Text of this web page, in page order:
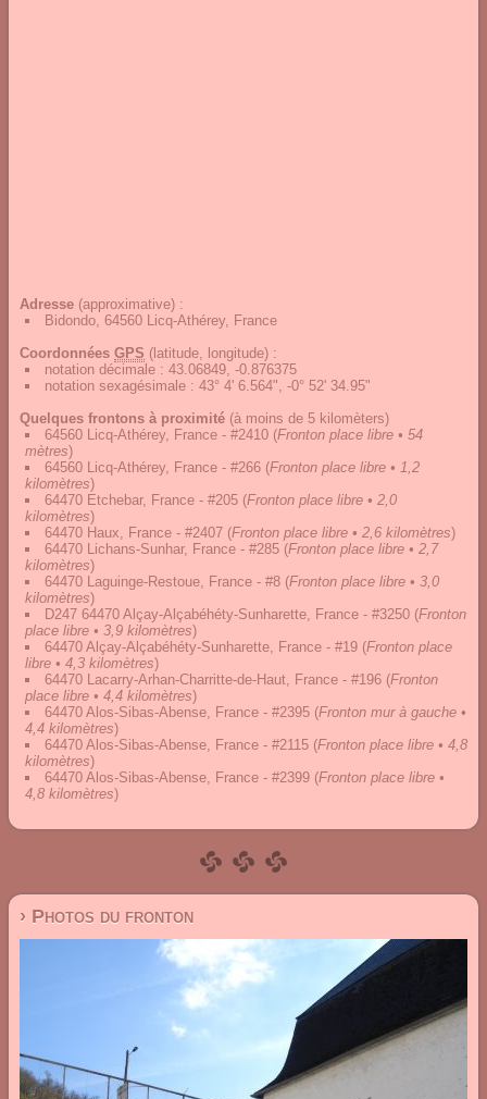
Adresse (approximative) :
Bidondo, 64560 Licq-Athérey, France
Coordonnées GPS (latitude, longitude) :
notation décimale : 43.06849, -0.876375
notation sexagésimale : 43° 4' 6.564", -0° 52' 34.95"
Quelques frontons à proximité (à moins de 5 kilomèters)
64560 Licq-Athérey, France - #2410 (Fronton place libre • 54
mètres)
64560 Licq-Athérey, France - #266 (Fronton place libre • 1,2
kilomètres)
64470 Etchebar, France - #205 (Fronton place libre • 2,0
kilomètres)
64470 Haux, France - #2407 (Fronton place libre • 2,6 kilomètres)
64470 Lichans-Sunhar, France - #285 (Fronton place libre • 2,7
kilomètres)
64470 Laguinge-Restoue, France - #8 (Fronton place libre • 3,0
kilomètres)
D247 64470 Alçay-Alçabéhéty-Sunharette, France - #3250 (Fronton
place libre • 3,9 kilomètres)
64470 Alçay-Alçabéhéty-Sunharette, France - #19 (Fronton place
libre • 4,3 kilomètres)
64470 Lacarry-Arhan-Charritte-de-Haut, France - #196 (Fronton
place libre • 4,4 kilomètres)
64470 Alos-Sibas-Abense, France - #2395 (Fronton mur à gauche •
4,4 kilomètres)
64470 Alos-Sibas-Abense, France - #2115 (Fronton place libre • 4,8
kilomètres)
64470 Alos-Sibas-Abense, France - #2399 (Fronton place libre •
4,8 kilomètres)
› Photos du fronton